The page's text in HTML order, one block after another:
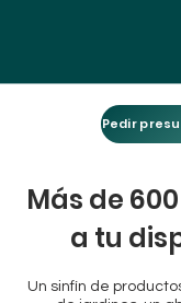
Pedir
Más de
a tu
Un sinfín de